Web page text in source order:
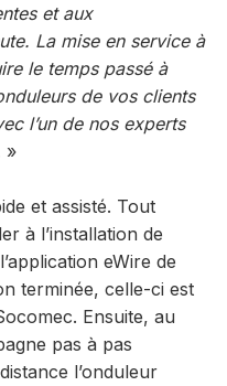
et aux
La mise en service à
le temps passé à
de vos clients
l’un de nos experts
»
et assisté. Tout
à l’installation de
eWire de
terminée, celle-ci est
Ensuite, au
pas à pas
l’onduleur